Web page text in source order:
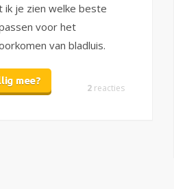
ik je zien welke beste
voor het
van bladluis.
mee?
2 reacties